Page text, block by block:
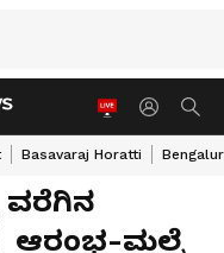
Basavaraj Horatti
ವರೆಗಿನ
ಆರಂಭ-ಮಲ್ಪೆ